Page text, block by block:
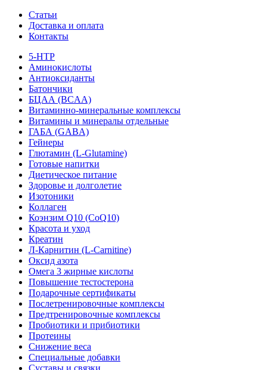
Статьи
Доставка и оплата
Контакты
5-HTP
Аминокислоты
Антиоксиданты
Батончики
БЦАА (BCAA)
Витаминно-минеральные комплексы
Витамины и минералы отдельные
ГАБА (GABA)
Гейнеры
Глютамин (L-Glutamine)
Готовые напитки
Диетическое питание
Здоровье и долголетие
Изотоники
Коллаген
Коэнзим Q10 (CoQ10)
Красота и уход
Креатин
Л-Карнитин (L-Сarnitine)
Оксид азота
Омега 3 жирные кислоты
Повышение тестостерона
Подарочные сертификаты
Послетренировочные комплексы
Предтренировочные комплексы
Пробиотики и прибиотики
Протеины
Снижение веса
Специальные добавки
Суставы и связки